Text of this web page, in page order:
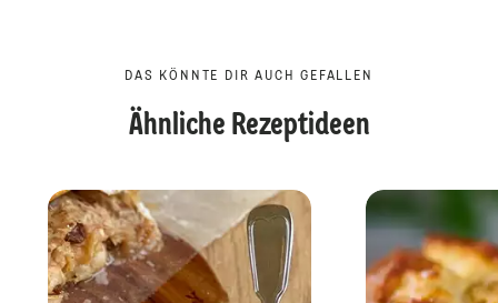
DAS KÖNNTE DIR AUCH GEFALLEN
Ähnliche Rezeptideen